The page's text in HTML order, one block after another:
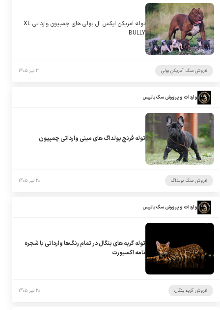
توله آمریکن ایکس ال بولی های چمپیون وارداتی XL
BULLY
فروش سگ آمریکن بولی ۲۱ تیر ۱۴۰۵
واردات و پرورش سگ باتیس
توله فرنچ بولداگ های مینی وارداتی چمپیون
فروش سگ بولداگ ۲۰ تیر ۱۴۰۵
واردات و پرورش سگ باتیس
توله گربه های بنگال در تمام رنگ‌ها وارداتی با شجره
نامه اکسپورت
فروش گربه بنگال ۲۰ تیر ۱۴۰۵